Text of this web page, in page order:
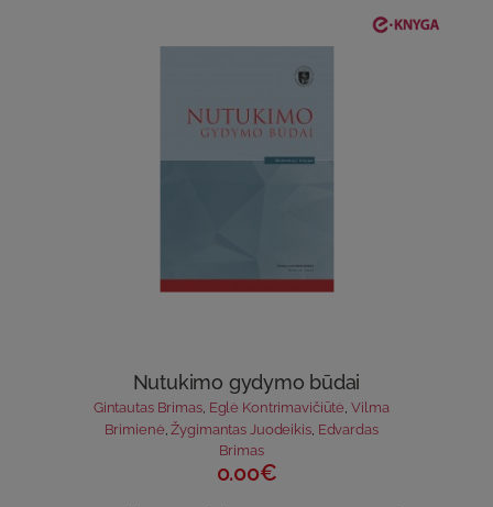
Nutukimo gydymo būdai
Gintautas Brimas, Eglė Kontrimavičiūtė,Vilma
Brimienė ,Žygimantas Juodeikis, Edvardas
Brimas
0.00€